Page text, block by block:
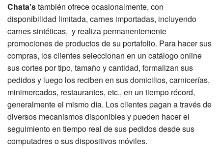
Chata'stambién ofrece ocasionalmente, con
disponibilidad limitada, carnes importadas, incluyendo
carnes sintéticas, y realiza permanentemente
promociones de productos de su portafolio. Para hacer sus
compras, los clientes seleccionan en un catálogo online
sus cortes por tipo, tamaño y cantidad, formalizan sus
pedidos y luego los reciben en sus domicilios, carnicerías,
minimercados, restaurantes, etc., en un tiempo récord,
generalmente el mismo día. Los clientes pagan a través de
diversos mecanismos disponibles y pueden hacer el
seguimiento en tiempo real de sus pedidos desde sus
computadres o sus dispositivos móviles.